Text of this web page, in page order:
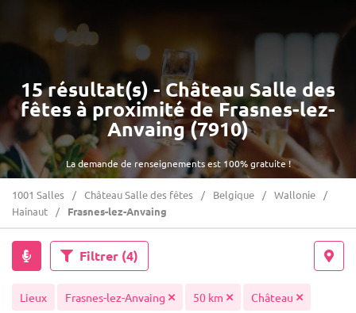
La demande de renseignements est 100% gratuite !
15 résultat(s) - Château Salle des
fêtes à proximité de Frasnes-lez-
Anvaing (7910)
1001 Salles Château Salle des fêtes Belgique
Wallonie
Hainaut
Frasnes-lez-Anvaing
Filtrer (4)
Lieux Frasnes-lez-Anvaing 50 km Château